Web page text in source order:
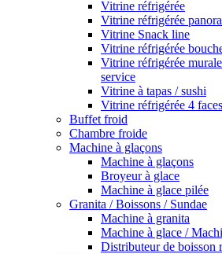
Vitrine réfrigérée
Vitrine réfrigérée
Vitrine Snack line
Vitrine réfrigérée
Vitrine réfrigérée
service
Vitrine à tapas / sushi
Vitrine réfrigérée 4 faces
Buffet froid
Chambre froide
Machine à glaçons
Machine à glaçons
Broyeur à glace
Machine à glace pilée
Granita / Boissons / Sundae
Machine à granita
Machine à glace /
Distributeur de boisson